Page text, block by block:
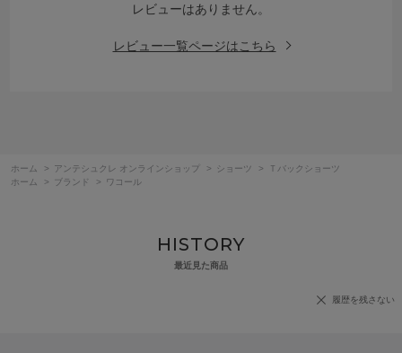
レビューはありません。
レビュー一覧ページはこちら
ホーム > アンテシュクレ オンラインショップ > ショーツ >
Ｔバックショーツ
ホーム
> ブランド > ワコール
HISTORY
最近見た商品
履歴を残さない